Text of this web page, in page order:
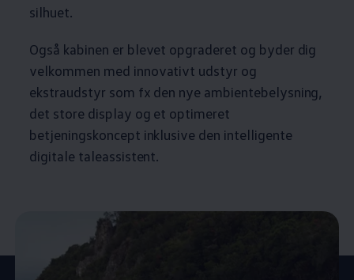
silhuet.
Også kabinen er blevet opgraderet og byder dig
velkommen med innovativt udstyr og
ekstraudstyr som fx den nye ambientebelysning,
det store display og et optimeret
betjeningskoncept inklusive den intelligente
digitale taleassistent.